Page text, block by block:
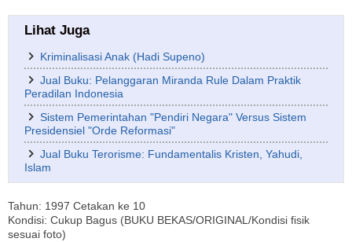
Lihat Juga
Kriminalisasi Anak (Hadi Supeno)
Jual Buku: Pelanggaran Miranda Rule Dalam Praktik
Peradilan Indonesia
Sistem Pemerintahan "Pendiri Negara" Versus Sistem
Presidensiel "Orde Reformasi"
Jual Buku Terorisme: Fundamentalis Kristen, Yahudi,
Islam
Tahun: 1997 Cetakan ke 10
Kondisi: Cukup Bagus (BUKU BEKAS/ORIGINAL/Kondisi fisik
sesuai foto)